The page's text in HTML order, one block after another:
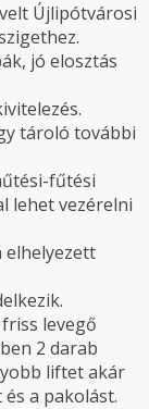
Újlipótvárosi
jó elosztás
tároló további
fűtési
lehet vezérelni
elhelyezett
levegő
2 darab
liftet akár
a pakolást.